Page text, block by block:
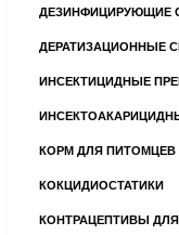
ДЕЗИНФИЦИРУЮЩИЕ
ДЕРАТИЗАЦИОННЫЕ
ИНСЕКТИЦИДНЫЕ
КОРМ ДЛЯ ПИТОМЦЕВ
КОКЦИДИОСТАТИКИ
КОНТРАЦЕПТИВЫ